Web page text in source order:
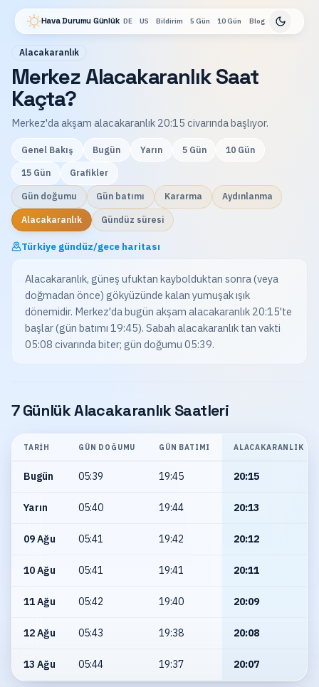
Hava Durumu Günlük DE US Bildirim 5 Gün 10 Gün Blog
Alacakaranlık
Merkez Alacakaranlık Saat
Kaçta?
Merkez'da akşam alacakaranlık 20:15 civarında başlıyor.
Genel Bakış Bugün Yarın 5 Gün 10 Gün
15 Gün Grafikler
Gün doğumu Gün batımı Kararma Aydınlanma
Alacakaranlık Gündüz süresi
Türkiye gündüz/gece haritası
Alacakaranlık, güneş ufuktan kaybolduktan sonra (veya
doğmadan önce) gökyüzünde kalan yumuşak ışık
dönemidir. Merkez'da bugün akşam alacakaranlık 20:15'te
başlar (gün batımı 19:45). Sabah alacakaranlık tan vakti
05:08 civarında biter; gün doğumu 05:39.
7 Günlük Alacakaranlık Saatleri
TARIH GÜN DOĞUMU GÜN BATIMI ALACAKARANLIK
Bugün 05:39 19:45 20:15
Yarın 05:40 19:44 20:13
09 Ağu 05:41 19:42 20:12
10 Ağu 05:41 19:41 20:11
11 Ağu 05:42 19:40 20:09
12 Ağu 05:43 19:38 20:08
13 Ağu 05:44 19:37 20:07